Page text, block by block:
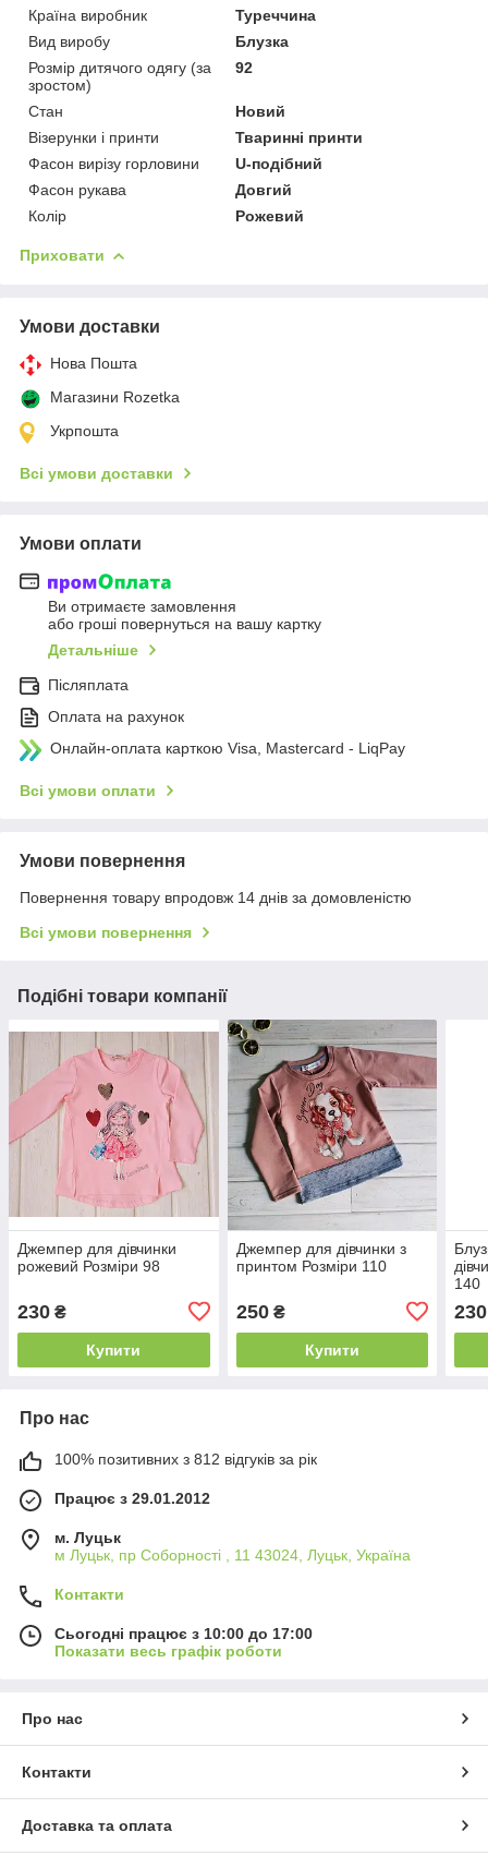
Країна виробник
Туреччина
Вид виробу
Блузка
Розмір дитячого одягу (за
зростом)
92
Стан
Новий
Візерунки і принти
Тваринні принти
Фасон вирізу горловини
U-подібний
Фасон рукава
Довгий
Колір
Рожевий
Приховати
Умови доставки
Нова Пошта
Магазини Rozetka
Укрпошта
Всі умови доставки
Умови оплати
Ви отримаєте замовлення
або гроші повернуться на вашу картку
Детальніше
Післяплата
Оплата на рахунок
Онлайн-оплата карткою Visa, Mastercard - LiqPay
Всі умови оплати
Умови повернення
Повернення товару впродовж 14 днів за домовленістю
Всі умови повернення
Подібні товари компанії
Джемпер для дівчинки
рожевий Розміри 98
230 ₴
Купити
Джемпер для дівчинки з
принтом Розміри 110
250₴
Купити
140
230
Про нас
100% позитивних з 812 відгуків за рік
Працює з 29.01.2012
м. Луцьк
м Луцьк, пр Соборності , 11 43024, Луцьк, Україна
Контакти
Сьогодні працює з 10:00 до 17:00
Показати весь графік роботи
Про нас
Контакти
Доставка та оплата